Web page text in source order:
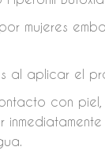
mujeres
al aplicar el
con